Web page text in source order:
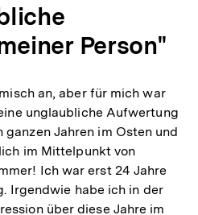
Person"
an, aber für mich war
unglaubliche Aufwertung
ganzen Jahren im Osten und
im Mittelpunkt von
Ich war erst 24 Jahre
Irgendwie habe ich in der
über diese Jahre im